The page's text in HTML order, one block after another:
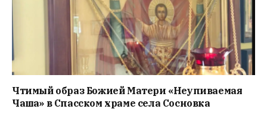
Чтимый образ Божией Матери «Неупиваемая
Чаша» в Спасском храме села Сосновка